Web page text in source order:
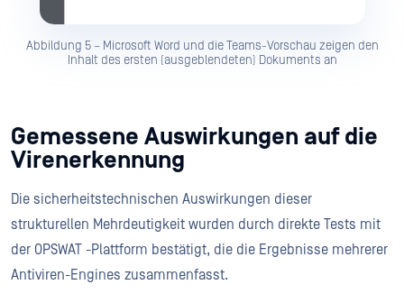
Abbildung 5 – Microsoft Word und die Teams-Vorschau zeigen den
Inhalt des ersten (ausgeblendeten) Dokuments an
Gemessene Auswirkungen auf die
Virenerkennung
Die sicherheitstechnischen Auswirkungen dieser
strukturellen Mehrdeutigkeit wurden durch direkte Tests mit
der OPSWAT -Plattform bestätigt, die die Ergebnisse mehrerer
Antiviren-Engines zusammenfasst.